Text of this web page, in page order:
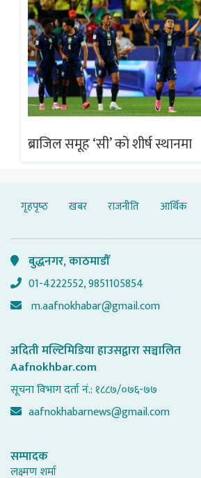
ब्राजिल समूह ‘सी’ को शीर्ष स्थानमा
गृहपृष्‍ठ खबर राजनीति आर्थिक
बुद्धनगर, काठमाडौँ
01-4222552, 9851105854
m.aafnokhabar@gmail.com
अदिती मल्टिमिडिया हाउसद्वारा सञ्चालित
Aafnokhbar.com
सूचना विभाग दर्ता नं.: १८८७/०७६-७७
aafnokhabarnews@gmail.com
सम्पादक
लक्ष्मण शर्मा